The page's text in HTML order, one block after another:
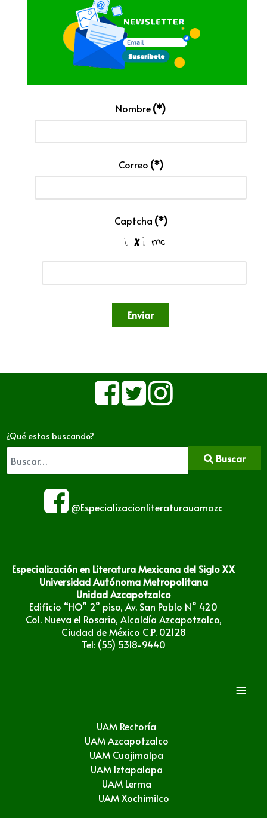
Nombre(*)
Correo (*)
Captcha (*)
Enviar
¿Qué estas buscando?
Buscar
@Especializacionliteraturauamazc
Especialización en Literatura Mexicana del Siglo XX
Universidad Autónoma Metropolitana
Unidad Azcapotzalco
Edificio “HO” 2° piso, Av. San Pablo N° 420
Col. Nueva el Rosario, Alcaldía Azcapotzalco,
Ciudad de México C.P. 02128
Tel: (55) 5318-9440
≡
UAM Rectoría
UAM Azcapotzalco
UAM Cuajimalpa
UAM Iztapalapa
UAM Lerma
UAM Xochimilco